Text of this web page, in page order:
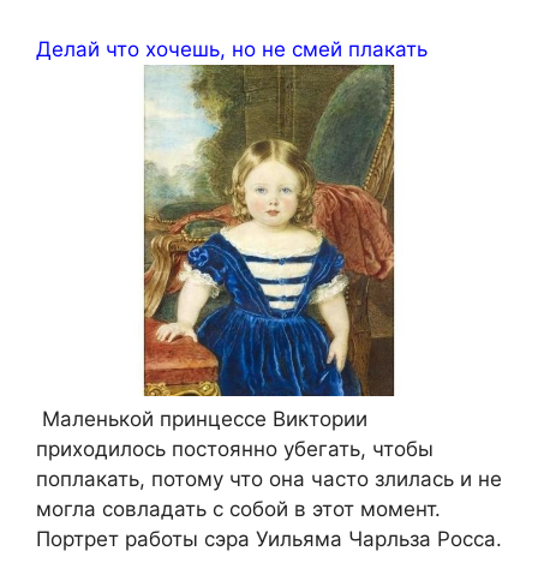
Делай что хочешь, но не смей плакать
Маленькой принцессе Виктории
приходилось постоянно убегать, чтобы
поплакать, потому что она часто злилась и не
могла совладать с собой в этот момент.
Портрет работы сэра Уильяма Чарльза Росса.